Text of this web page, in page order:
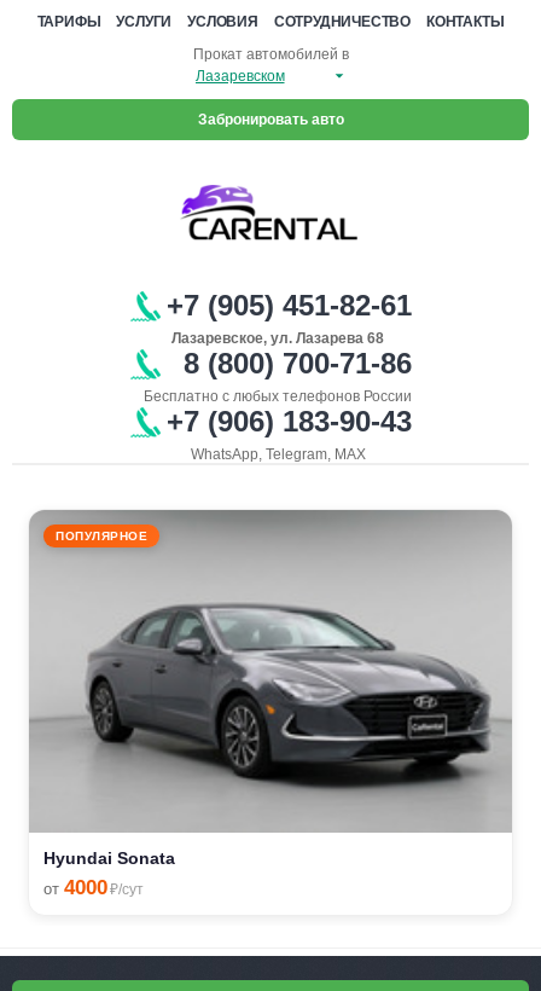
ТАРИФЫ УСЛУГИ УСЛОВИЯ СОТРУДНИЧЕСТВО
КОНТАКТЫ
Прокат автомобилей в
Забронировать авто
+7 (905) 451-82-61
Лазаревское, ул. Лазарева 68
8 (800) 700-71-86
Бесплатно с любых телефонов России
+7 (906) 183-90-43
WhatsApp, Telegram, MAX
ПОПУЛЯРНОЕ
Hyundai Sonata
от 4000₽/сут